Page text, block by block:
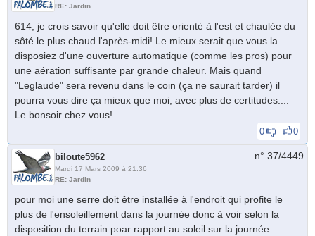
RE: Jardin
614, je crois savoir qu'elle doit être orienté à l'est et chaulée du
sôté le plus chaud l'après-midi! Le mieux serait que vous la
disposiez d'une ouverture automatique (comme les pros) pour
une aération suffisante par grande chaleur. Mais quand
"Leglaude" sera revenu dans le coin (ça ne saurait tarder) il
pourra vous dire ça mieux que moi, avec plus de certitudes....
Le bonsoir chez vous!
0 0
biloute5962
Mardi 17 Mars 2009 à 21:36
RE: Jardin
n° 37/4449
pour moi une serre doit être installée à l'endroit qui profite le
plus de l'ensoleillement dans la journée donc à voir selon la
disposition du terrain poar rapport au soleil sur la journée.